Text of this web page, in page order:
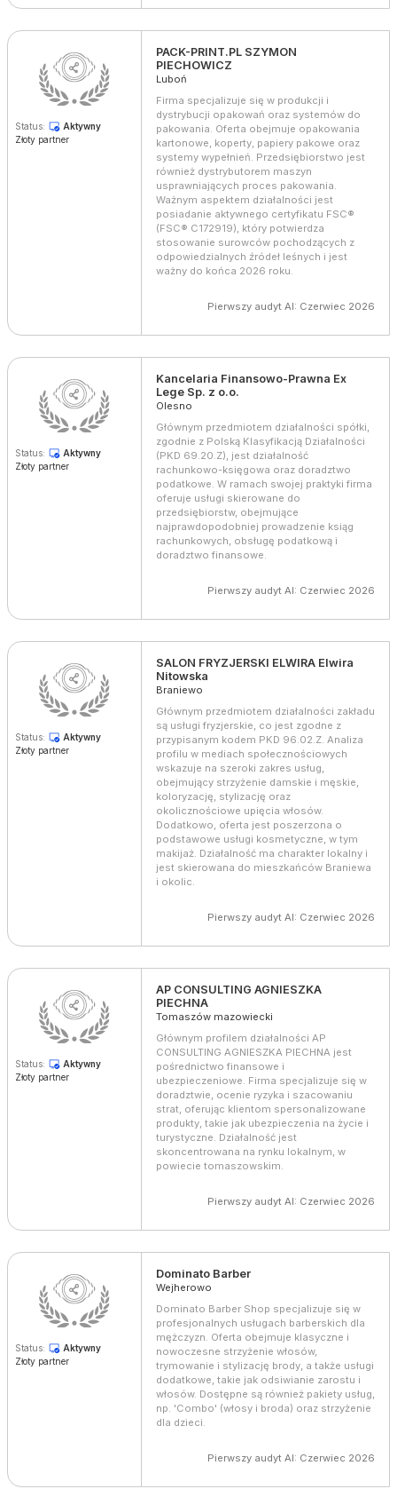
Status:
Aktywny
Złoty partner
PACK-PRINT.PL SZYMON
PIECHOWICZ
Luboń
Firma specjalizuje się w produkcji i
dystrybucji opakowań oraz systemów do
pakowania. Oferta obejmuje opakowania
kartonowe, koperty, papiery pakowe oraz
systemy wypełnień. Przedsiębiorstwo jest
również dystrybutorem maszyn
usprawniających proces pakowania.
Ważnym aspektem działalności jest
posiadanie aktywnego certyfikatu FSC®
(FSC® C172919), który potwierdza
stosowanie surowców pochodzących z
odpowiedzialnych źródeł leśnych i jest
ważny do końca 2026 roku.
Pierwszy audyt AI: Czerwiec 2026
Status:
Aktywny
Złoty partner
Kancelaria Finansowo-Prawna Ex
Lege Sp. z o.o.
Olesno
Głównym przedmiotem działalności spółki,
zgodnie z Polską Klasyfikacją Działalności
(PKD 69.20.Z), jest działalność
rachunkowo-księgowa oraz doradztwo
podatkowe. W ramach swojej praktyki firma
oferuje usługi skierowane do
przedsiębiorstw, obejmujące
najprawdopodobniej prowadzenie ksiąg
rachunkowych, obsługę podatkową i
doradztwo finansowe.
Pierwszy audyt AI: Czerwiec 2026
Status:
Aktywny
Złoty partner
SALON FRYZJERSKI ELWIRA Elwira
Nitowska
Braniewo
Głównym przedmiotem działalności zakładu
są usługi fryzjerskie, co jest zgodne z
przypisanym kodem PKD 96.02.Z. Analiza
profilu w mediach społecznościowych
wskazuje na szeroki zakres usług,
obejmujący strzyżenie damskie i męskie,
koloryzację, stylizację oraz
okolicznościowe upięcia włosów.
Dodatkowo, oferta jest poszerzona o
podstawowe usługi kosmetyczne, w tym
makijaż. Działalność ma charakter lokalny i
jest skierowana do mieszkańców Braniewa
i okolic.
Pierwszy audyt AI: Czerwiec 2026
Status:
Aktywny
Złoty partner
AP CONSULTING AGNIESZKA
PIECHNA
Tomaszów mazowiecki
Głównym profilem działalności AP
CONSULTING AGNIESZKA PIECHNA jest
pośrednictwo finansowe i
ubezpieczeniowe. Firma specjalizuje się w
doradztwie, ocenie ryzyka i szacowaniu
strat, oferując klientom spersonalizowane
produkty, takie jak ubezpieczenia na życie i
turystyczne. Działalność jest
skoncentrowana na rynku lokalnym, w
powiecie tomaszowskim.
Pierwszy audyt AI: Czerwiec 2026
Status:
Aktywny
Złoty partner
Dominato Barber
Wejherowo
Dominato Barber Shop specjalizuje się w
profesjonalnych usługach barberskich dla
mężczyzn. Oferta obejmuje klasyczne i
nowoczesne strzyżenie włosów,
trymowanie i stylizację brody, a także usługi
dodatkowe, takie jak odsiwianie zarostu i
włosów. Dostępne są również pakiety usług,
np. 'Combo' (włosy i broda) oraz strzyżenie
dla dzieci.
Pierwszy audyt AI: Czerwiec 2026